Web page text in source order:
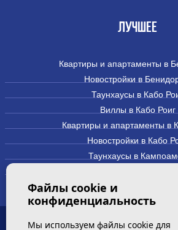
ЛУЧШЕЕ
Квартиры и апартаменты в
Новостройки в
Таунхаусы в Кабо
Виллы в Кабо Роиг
Квартиры и апартаменты в
Новостройки в Кабо
Таунхаусы в
Файлы cookie и
конфиденциальность
Мы используем файлы cookie для